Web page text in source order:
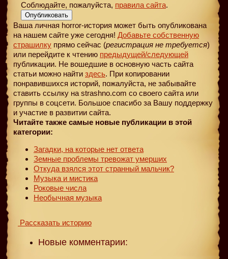
Соблюдайте, пожалуйста, правила сайта.
Опубликовать
Ваша личная horror-история может быть опубликована
на нашем сайте уже сегодня! Добавьте собственную
страшилку прямо сейчас (регистрация не требуется)
или перейдите к чтению предыдущей/следующей
публикации. Не вошедшие в основную часть сайта
статьи можно найти здесь. При копировании
понравившихся историй, пожалуйста, не забывайте
ставить ссылку на strashno.com со своего сайта или
группы в соцсети. Большое спасибо за Вашу поддержку
и участие в развитии сайта.
Читайте также самые новые публикации в этой
категории:
Загадки, на которые нет ответа
Земные проблемы тревожат умерших
Откуда взялся этот странный мальчик?
Музыка и мистика
Роковые числа
Необычная музыка
Рассказать историю
Новые комментарии: